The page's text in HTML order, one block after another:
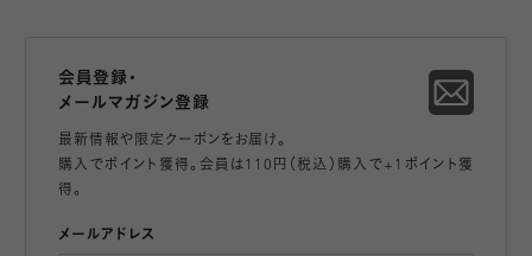
会員登録・
メールマガジン登録
最新情報や限定クーポンをお届け。
購入でポイント獲得。会員は110円（税込）購入で+1ポイント獲
得。
メールアドレス